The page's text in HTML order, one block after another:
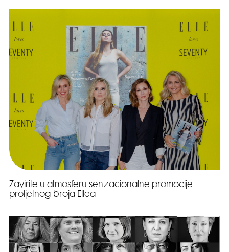
Zavirite u atmosferu senzacionalne promocije
proljetnog broja Ellea